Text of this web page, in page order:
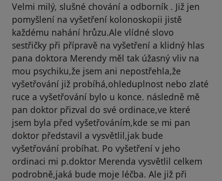
Velmi milý, slušné chování a odborník . Již jen
pomyšlení na vyšetření kolonoskopii jistě
každému nahání hrůzu.Ale vlídné slovo
sestřičky při přípravě na vyšetření a klidný hlas
pana doktora Merendy měl tak úžasný vliv na
mou psychiku,že jsem ani nepostřehla,že
vyšetřování již probíhá,ohleduplnost nebo zlaté
ruce a vyšetřování bylo u konce. následně mě
pan doktor přizval do své ordinace,ve které
jsem byla před vyšetřováním,kde se mi pan
doktor představil a vysvětlil,jak bude
vyšetřování probíhat. Po vyšetření v jeho
ordinaci mi p.doktor Merenda vysvětlil celkem
podrobně,jaká bude moje léčba. Ale již při